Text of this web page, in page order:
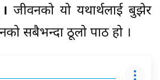
जीवनको यो यथार्थलाई बुझेर
सबैभन्दा ठूलो पाठ हो ।